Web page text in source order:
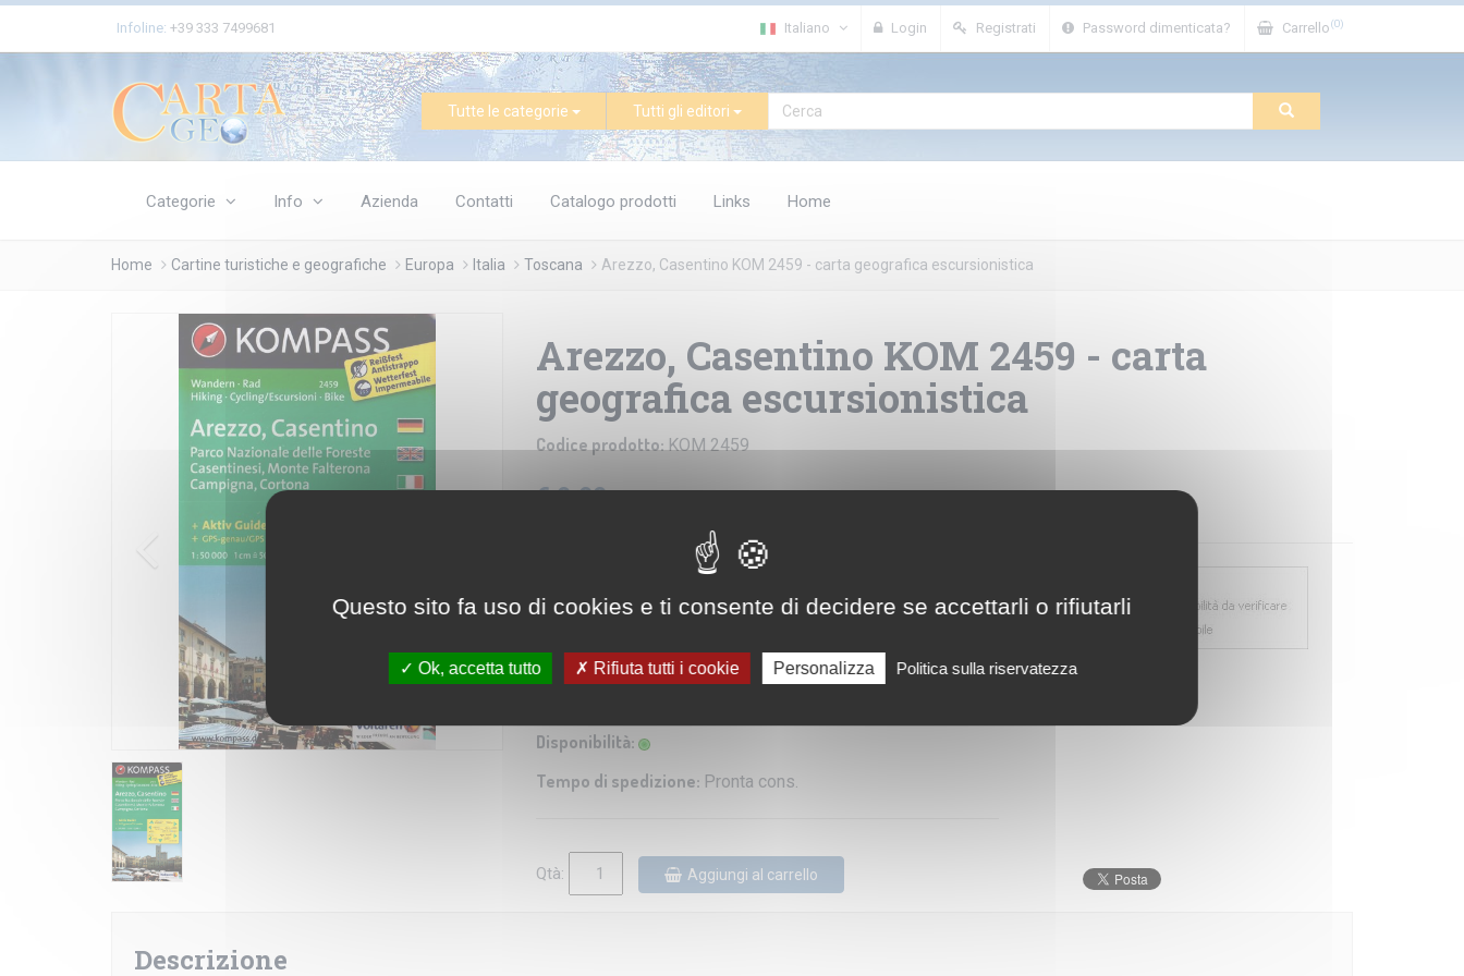
Infoline: +39 333 7499681 Italiano Login Registrati Password dimenticata? Carrello(0)
Tutte le categorie Tutti gli editori
Categorie Info Azienda Contatti Catalogo prodotti Links Home
Home Cartine turistiche e geografiche Europa Italia Toscana Arezzo, Casentino KOM 2459 - carta geografica escursionistica
Arezzo, Casentino KOM 2459 - carta
geografica escursionistica
Codice prodotto:KOM 2459
€ 9,99
9783850266031
Editore/Produttore:Kompass
Categoria:Carta escursionistica
Disponibilità:
Tempo di spedizione: Pronta cons.
Qtà: Aggiungi al carrello
Descrizione
Cookies management panel
Questo sito fa uso di cookies e ti consente di decidere se accettarli o rifiutarli
Ok, accetta tutto Rifiuta tutti i cookie Personalizza Politica sulla riservatezza